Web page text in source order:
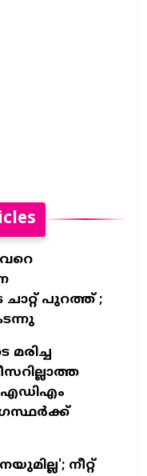
ചാറ്റ് പുറത്ത് ;
നീറ്റ്